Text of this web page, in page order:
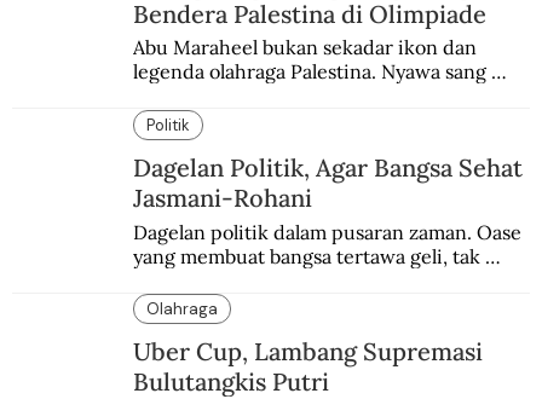
Bendera Palestina di Olimpiade
Abu Maraheel bukan sekadar ikon dan
legenda olahraga Palestina. Nyawa sang
memblokade Rafah.
Politik
Dagelan Politik, Agar Bangsa Sehat
Jasmani-Rohani
Dagelan politik dalam pusaran zaman. Oase
yang membuat bangsa tertawa geli, tak
Olahraga
Uber Cup, Lambang Supremasi
Bulutangkis Putri